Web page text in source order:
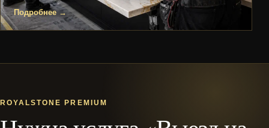
Подробнее →
ROYALSTONE PREMIUM